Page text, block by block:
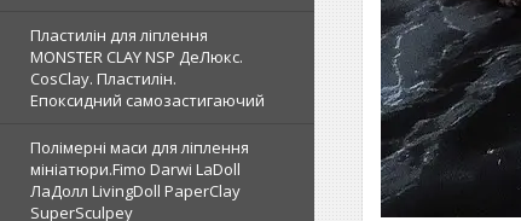
Пластилін для ліплення
MONSTER CLAY NSP ДеЛюкс.
CosClay. Пластилін.
Епоксидний самозастигаючий
Полімерні маси для ліплення
мініатюри.Fimo Darwi LaDoll
ЛаДолл LivingDoll PaperClay
SuperSculpey